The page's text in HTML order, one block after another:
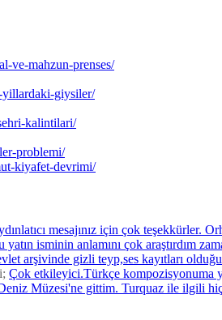
ve-mahzun-prenses/
yillardaki-giysiler/
kalintilari/
problemi/
kiyafet-devrimi/
mesajınız için çok teşekkürler.
isminin anlamını çok araştırdım
arşivinde gizli teyp,ses kayıtları
Çok etkileyici.Türkçe kompozisyonuma
Müzesi'ne gittim. Turquaz ile ilgili